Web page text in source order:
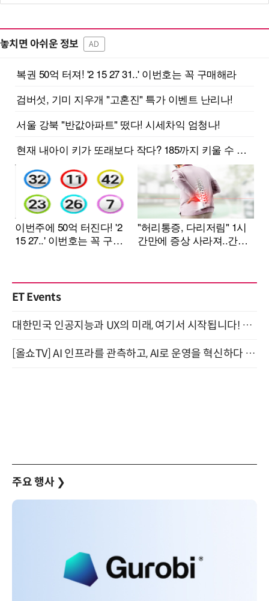
놓치면 아쉬운 정보 AD
ET Events
대한민국 인공지능과 UX의 미래, 여기서 시작됩니다! UX Korea 2026 - Fall 9월 2일 개최
[올쇼TV] AI 인프라를 관측하고, AI로 운영을 혁신하다 (8월 11일 생방송)
주요 행사 ❯